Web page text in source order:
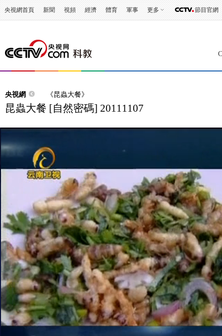
央視網首頁 新聞 視頻 經濟 體育 軍事 更多 節目官網
央視網 《昆蟲大餐》
昆蟲大餐 [自然密碼] 20111107